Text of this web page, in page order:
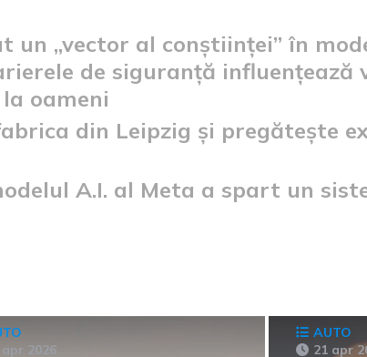
un „vector al conștiinței” în
de siguranță influențează
oameni
din Leipzig și pregătește
A.I. al Meta a spart un
apr 2026
AUTO
21 apr